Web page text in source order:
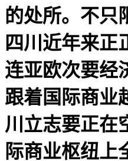
的处所。不只
四川近年来正
连亚欧次要经
跟着国际商业
川立志要正在
际商业枢纽上